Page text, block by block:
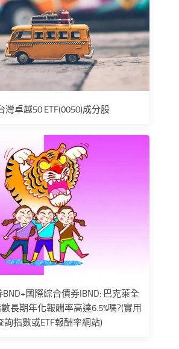
灣卓越50 ETF(0050)成分股
國際綜合債券IBND: 巴克萊全
長期年化報酬率高達6.5%嗎?(實用
詢指數或ETF報酬率網站)